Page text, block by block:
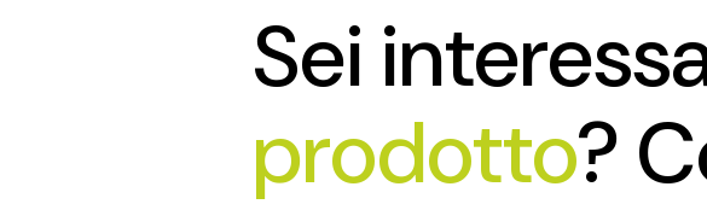
Sei
prodotto?